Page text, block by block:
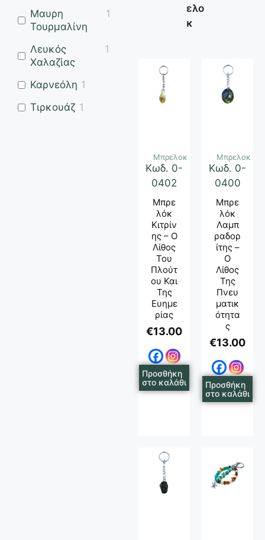
Μαυρη
Τουρμαλίνη
1
Λευκός
Χαλαζίας
1
Καρνεόλη 1
Τιρκουάζ 1
ελο
κ
Μπρελοκ
Μπρε
Λόκ
Κιτρίν
Ης – Ο
Λίθος
Του
Πλούτ
Ου Και
Της
Ευημε
Ρίας
€13.00
Κωδ. 0-
0402
Προσθήκη
στο καλάθι
Μπρελοκ
Μπρε
Λόκ
Λαμπ
Ραδορ
Ίτης –
Ο
Λίθος
Της
Πνευ
Ματικ
Ότητα
Σ
€13.00
Κωδ. 0-
0400
Προσθήκη
στο καλάθι